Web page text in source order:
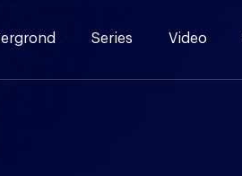
Series Video